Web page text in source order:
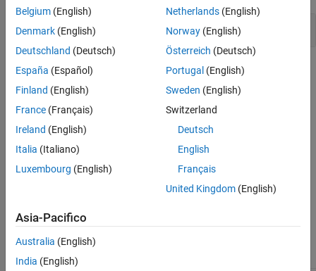
See Also
Possible misuse of sizeof
Check Information
Decidability:Decidable
Version History
Introduced in R2019a
See Also
Topics
Check for and Review Coding Standard Violations
Belgium (English)
Denmark (English)
Deutschland (Deutsch)
España (Español)
Finland (English)
France (Français)
Ireland (English)
Italia (Italiano)
Luxembourg (English)
Netherlands(English)
Norway(English)
Österreich (Deutsch)
Portugal (English)
Sweden (English)
Switzerland
Deutsch
English
Français
United Kingdom(English)
Asia-Pacifico
Australia (English)
India (English)